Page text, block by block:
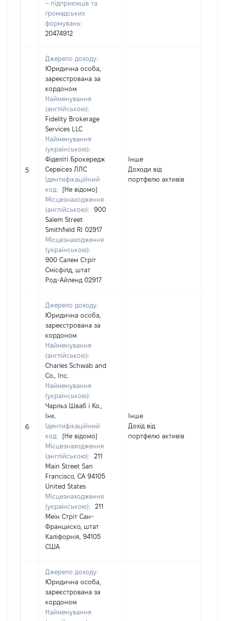
– підприємців та
громадських
формувань:
20474912
5
Джерело доходу:
Юридична особа,
зареєстрована за
кордоном
Найменування
(англійською):
Fidelity Brokerage
Services LLC
Найменування
(українською):
Фіделіті Брокередж
Сервісез ЛЛС
Ідентифікаційний
код:
[Не відомо]
Місцезнаходження
(англійською):
900
Salem Street
Smithfield RI 02917
Місцезнаходження
(українською):
900 Салем Стріт
Смісфілд, штат
Род-Айленд 02917
Інше
Доходи від
портфелю активів
6
Джерело доходу:
Юридична особа,
зареєстрована за
кордоном
Найменування
(англійською):
Charles Schwab and
Co., Inc.
Найменування
(українською):
Чарльз Шваб і Ко.,
Інк.
Ідентифікаційний
код:
[Не відомо]
Місцезнаходження
(англійською):
211
Main Street San
Francisco, CA 94105
United States
Місцезнаходження
(українською):
211
Меін Стріт Сан-
Франциско, штат
Каліфорнія, 94105
США
Інше
Дохід від
портфелю активів
Джерело доходу:
Юридична особа,
зареєстрована за
кордоном
Найменування